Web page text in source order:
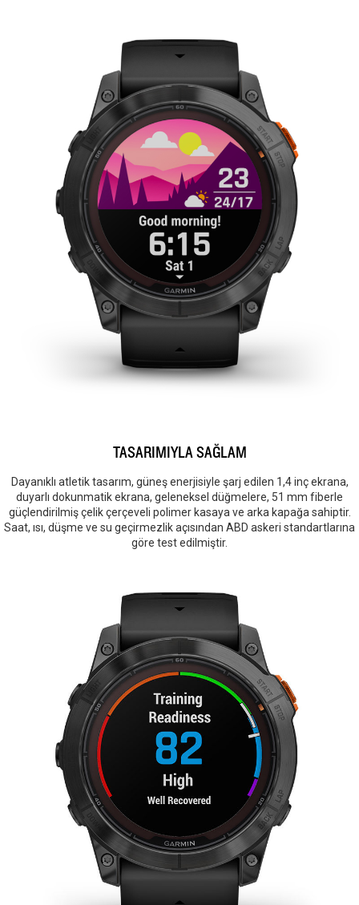
TASARIMIYLA SAĞLAM
Dayanıklı atletik tasarım, güneş enerjisiyle şarj edilen 1,4 inç ekrana,
duyarlı dokunmatik ekrana, geleneksel düğmelere, 51 mm fiberle
güçlendirilmiş çelik çerçeveli polimer kasaya ve arka kapağa sahiptir.
Saat, ısı, düşme ve su geçirmezlik açısından ABD askeri standartlarına
göre test edilmiştir.